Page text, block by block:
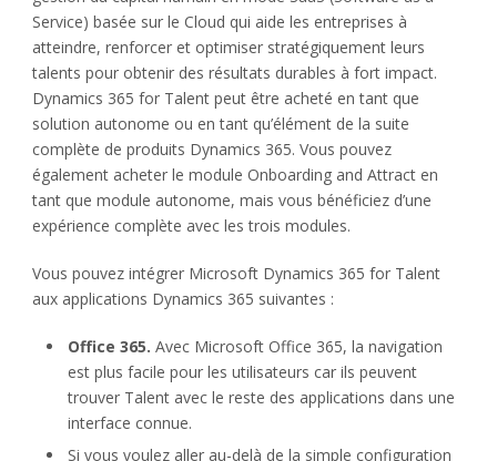
Service) basée sur le Cloud qui aide les entreprises à
atteindre, renforcer et optimiser stratégiquement leurs
talents pour obtenir des résultats durables à fort impact.
Dynamics 365 for Talent peut être acheté en tant que
solution autonome ou en tant qu’élément de la suite
complète de produits Dynamics 365. Vous pouvez
également acheter le module Onboarding and Attract en
tant que module autonome, mais vous bénéficiez d’une
expérience complète avec les trois modules.
Vous pouvez intégrer Microsoft Dynamics 365 for Talent
aux applications Dynamics 365 suivantes :
Office 365. Avec Microsoft Office 365, la navigation
est plus facile pour les utilisateurs car ils peuvent
trouver Talent avec le reste des applications dans une
interface connue.
Si vous voulez aller au-delà de la simple configuration